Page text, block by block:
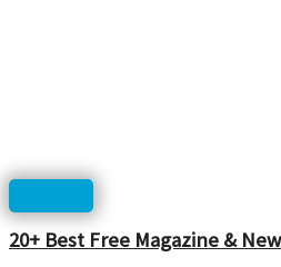
20+ Best Free Magazine &